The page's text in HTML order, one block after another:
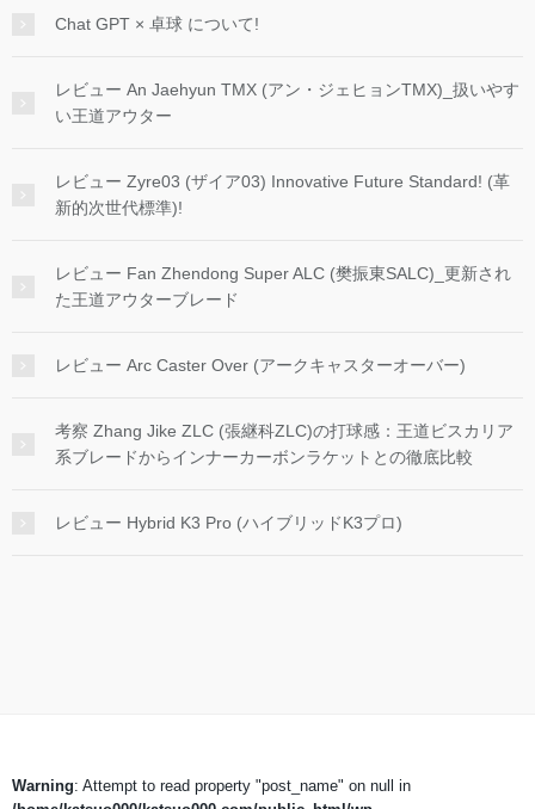
Chat GPT × 卓球 について!
レビュー An Jaehyun TMX (アン・ジェヒョンTMX)_扱いやす
い王道アウター
レビュー Zyre03 (ザイア03) Innovative Future Standard! (革
新的次世代標準)!
レビュー Fan Zhendong Super ALC (樊振東SALC)_更新され
た王道アウターブレード
レビュー Arc Caster Over (アークキャスターオーバー)
考察 Zhang Jike ZLC (張継科ZLC)の打球感：王道ビスカリア
系ブレードからインナーカーボンラケットとの徹底比較
レビュー Hybrid K3 Pro (ハイブリッドK3プロ)
Warning: Attempt to read property "post_name" on null in